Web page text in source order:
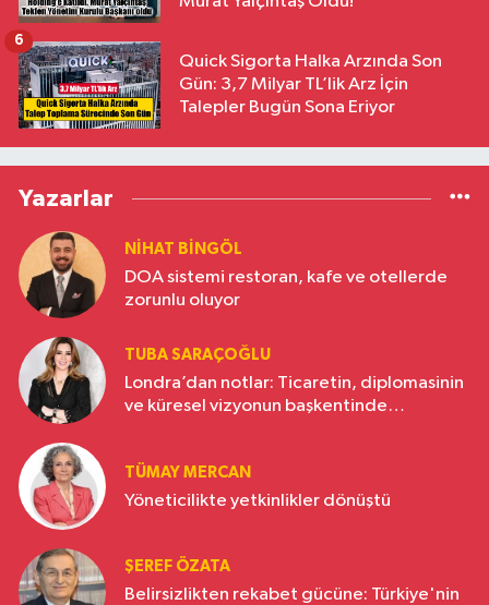
Quick Sigorta Halka Arzında Son
Gün: 3,7 Milyar TL’lik Arz İçin
Talepler Bugün Sona Eriyor
6
Yazarlar
NIHAT BINGÖL
DOA sistemi restoran, kafe ve otellerde
zorunlu oluyor
TUBA SARAÇOĞLU
Londra’dan notlar: Ticaretin, diplomasinin
ve küresel vizyonun başkentinde
TÜMAY MERCAN
Yöneticilikte yetkinlikler dönüştü
ŞEREF ÖZATA
Belirsizlikten rekabet gücüne: Türkiye'nin